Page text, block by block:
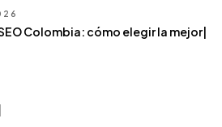
Colombia: cómo elegir la mejor|